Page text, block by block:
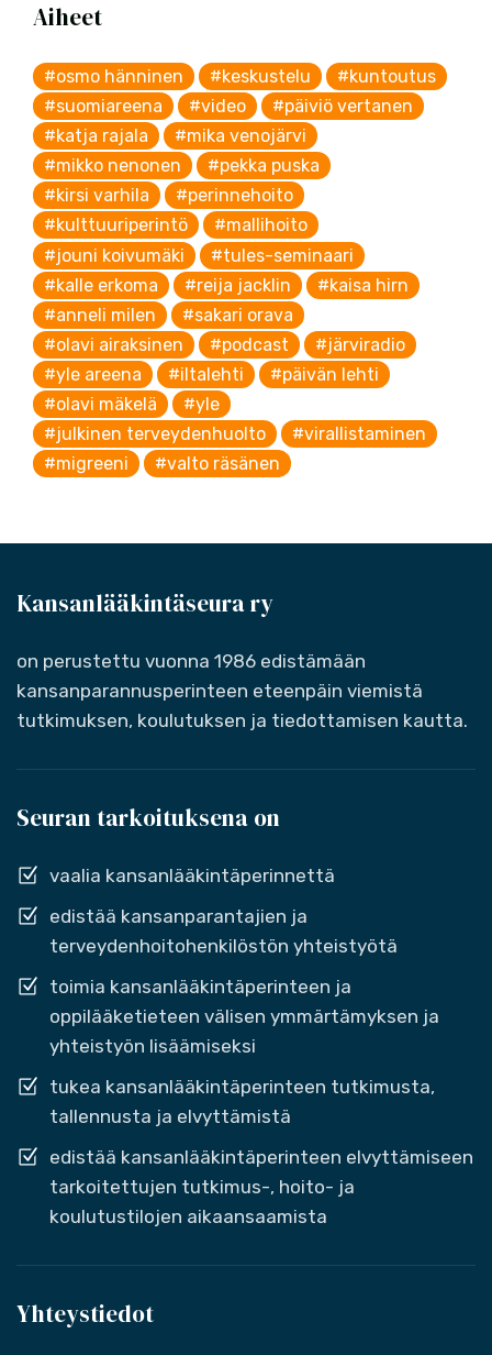
Aiheet
#osmo hänninen #keskustelu
#kuntoutus
#suomiareena
#video
#päiviö vertanen
#katja rajala
#mika venojärvi
#mikko nenonen
#pekka puska
#kirsi varhila
#perinnehoito
#kulttuuriperintö
#mallihoito
#jouni koivumäki
#tules-seminaari
#kalle erkoma
#reija jacklin
#kaisa hirn
#anneli milen
#sakari orava
#olavi airaksinen
#podcast
#järviradio
#yle areena
#iltalehti
#päivän lehti
#olavi mäkelä
#yle
#julkinen terveydenhuolto
#virallistaminen
#migreeni
#valto räsänen
Kansanlääkintäseura ry
on perustettu vuonna 1986 edistämään
kansanparannusperinteen eteenpäin viemistä
tutkimuksen, koulutuksen ja tiedottamisen kautta.
Seuran tarkoituksena on
vaalia kansanlääkintäperinnettä
edistää kansanparantajien ja
terveydenhoitohenkilöstön yhteistyötä
toimia kansanlääkintäperinteen ja
oppilääketieteen välisen ymmärtämyksen ja
yhteistyön lisäämiseksi
tukea kansanlääkintäperinteen tutkimusta,
tallennusta ja elvyttämistä
edistää kansanlääkintäperinteen elvyttämiseen
tarkoitettujen tutkimus-, hoito- ja
koulutustilojen aikaansaamista
Yhteystiedot